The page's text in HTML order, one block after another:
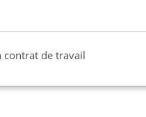
contrat de travail